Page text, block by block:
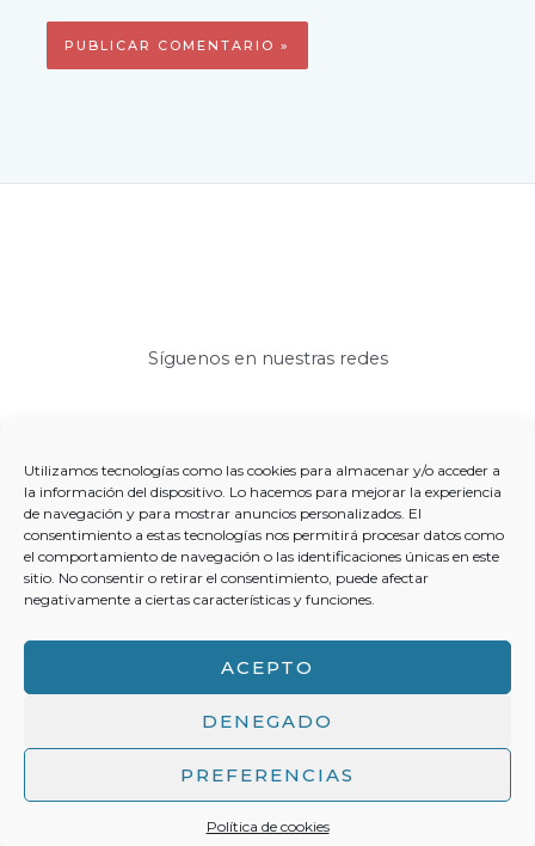
Utilizamos tecnologías como las cookies para almacenar y/o acceder a
la información del dispositivo. Lo hacemos para mejorar la experiencia
de navegación y para mostrar anuncios personalizados. El
consentimiento a estas tecnologías nos permitirá procesar datos como
el comportamiento de navegación o las identificaciones únicas en este
sitio. No consentir o retirar el consentimiento, puede afectar
negativamente a ciertas características y funciones.
ACEPTO
DENEGADO
PREFERENCIAS
Política de cookies
Síguenos en nuestras redes
Más información
Política de cookies (UE)
políticas de privacidad
Copyright © 2026 La Historia Jamás Contada Powered by La
Historia Jamás Contada